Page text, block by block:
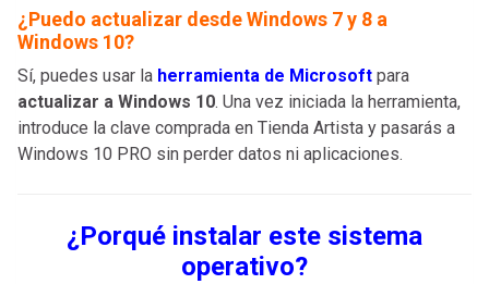
¿Puedo actualizar desde Windows 7 y 8 a
Windows 10?
Sí, puedes usar la herramienta de Microsoft para
actualizar a Windows 10. Una vez iniciada la herramienta,
introduce la clave comprada en Tienda Artista y pasarás a
Windows 10 PRO sin perder datos ni aplicaciones.
¿Porqué instalar este sistema
operativo?